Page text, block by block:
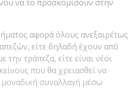
να το προσκομίσουν στην
αφορά όλους ανεξαιρέτως
είτε δηλαδή έχουν από
τράπεζα, είτε είναι νέοι
που θα χρειασθεί να
μοναδική συναλλαγή μέσω